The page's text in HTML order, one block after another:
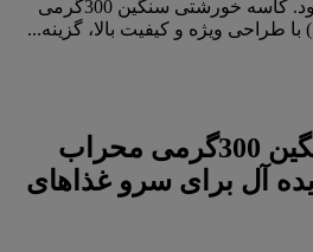
غذاهای گرم استفاده می شود. کاسه خورشتی سنگین 300گرمی
کاسه خورشتی سنگین 300گرمی محراب
آل برای سرو غذاهای